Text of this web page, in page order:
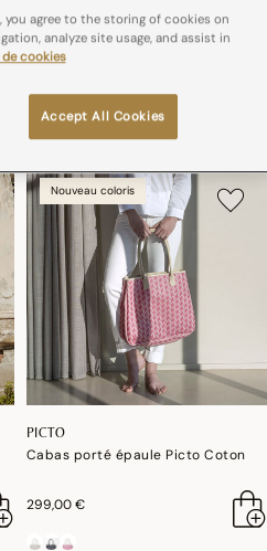
PAYSAGE
Cabas porté épaule Paysage
299,00 €
Nouveau coloris
PICTO
Cabas porté épaule Picto Coton
299,00 €
you agree to the storing of cookies on
analyze site usage, and assist in
cookies
Accept All Cookies